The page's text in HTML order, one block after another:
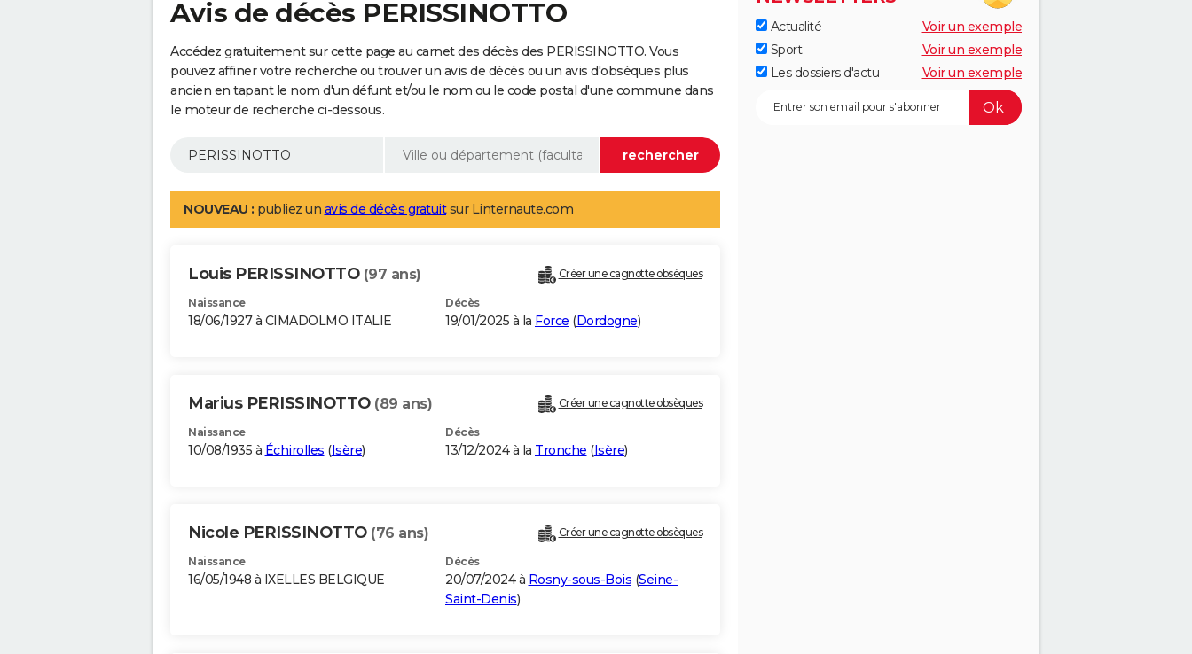
Avis de décès PERISSINOTTO
Accédez gratuitement sur cette page au carnet des décès des PERISSINOTTO. Vous
pouvez affiner votre recherche ou trouver un avis de décès ou un avis d'obsèques plus
ancien en tapant le nom d'un défunt et/ou le nom ou le code postal d'une commune dans
le moteur de recherche ci-dessous.
NOUVEAU : publiez un avis de décès gratuitsur Linternaute.com
Louis PERISSINOTTO (97 ans) Créer une cagnotte obsèques
Naissance
18/06/1927 à CIMADOLMO ITALIE
Décès
19/01/2025 à la Force (Dordogne)
Marius PERISSINOTTO (89 ans) Créer une cagnotte obsèques
Naissance
10/08/1935 à Échirolles (Isère)
Décès
13/12/2024 à la Tronche (Isère)
Nicole PERISSINOTTO (76 ans) Créer une cagnotte obsèques
Naissance
16/05/1948 à IXELLES BELGIQUE
Décès
20/07/2024 à Rosny-sous-Bois (Seine-
Saint-Denis)
Actualité
Voir un exemple
Sport
Voir un exemple
Les dossiers d'actu
Voir un exemple